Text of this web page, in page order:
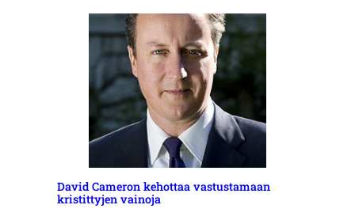
David Cameron kehottaa vastustamaan
kristittyjen vainoja